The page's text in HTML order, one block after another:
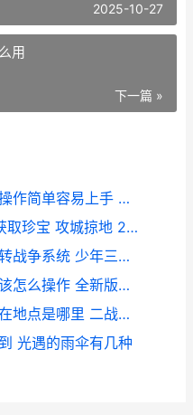
2025-10-27
用
下一篇 »
梦幻西游手机游戏哪个职业操作简单容易上手 梦幻西游手机游苹果
攻城掠地2有哪些路径可以获取珍宝 攻城掠地 225 229
怎么在少年三国志远航中玩转战争系统 少年三国游戏
全新版云顶之弈刺客阵型应该怎么操作 全新版云顶之弈阵容推荐
二战风云蒙巴顿二战期间所在地点是哪里 二战风云人物巴顿
光遇的雨伞有几种